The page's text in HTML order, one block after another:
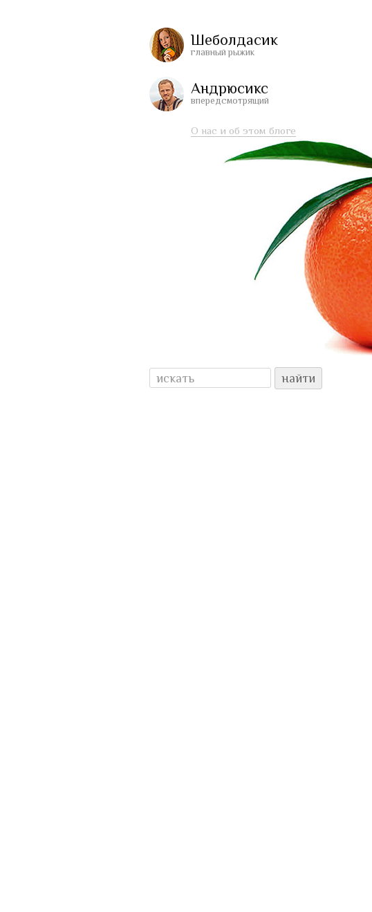
Шеболдасик
главный рыжик
Андрюсикс
впередсмотрящий
О нас и об этом блоге